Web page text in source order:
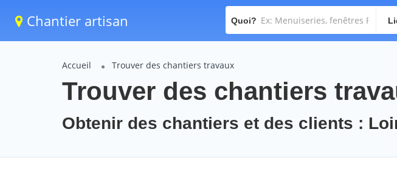
Chantier artisan Quoi?
Accueil Trouver des chantiers travaux
Trouver des chantiers
Obtenir des chantiers et des clients :